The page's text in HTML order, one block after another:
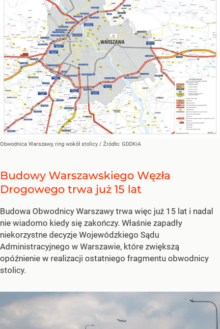
Obwodnica Warszawy, ring wokół stolicy / Źródło: GDDKiA
Budowy Warszawskiego Węzła
Drogowego trwa już 15 lat
Budowa Obwodnicy Warszawy trwa więc już 15 lat i nadal
nie wiadomo kiedy się zakończy. Właśnie zapadły
niekorzystne decyzje Wojewódzkiego Sądu
Administracyjnego w Warszawie, które zwiększą
opóźnienie w realizacji ostatniego fragmentu obwodnicy
stolicy.